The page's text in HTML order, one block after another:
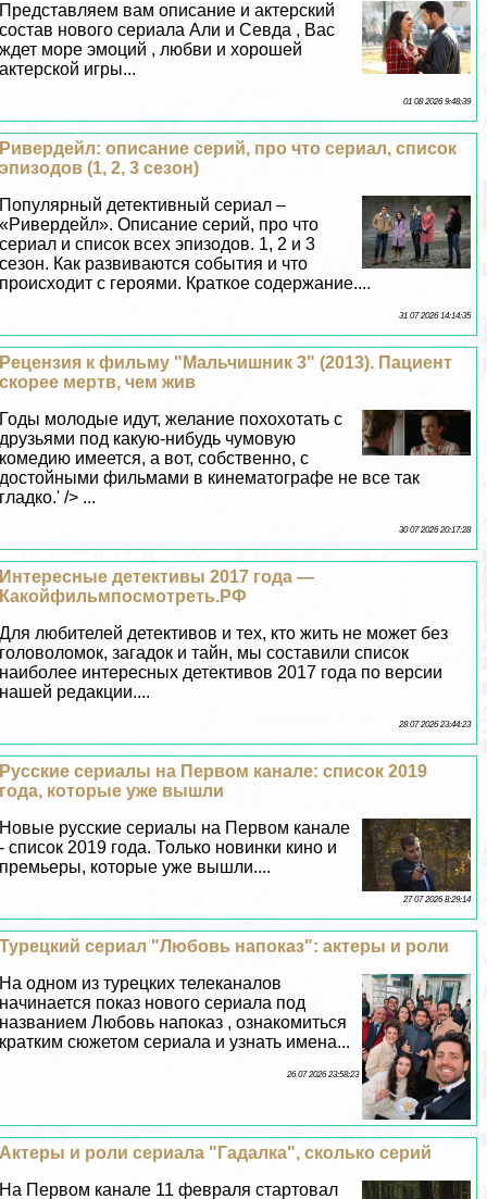
Представляем вам описание и актерский
состав нового сериала Али и Севда , Вас
ждет море эмоций , любви и хорошей
актерской игры...
01 08 2026 9:48:39
Ривердейл: описание серий, про что сериал, список
эпизодов (1, 2, 3 сезон)
Популярный детективный сериал –
«Ривердейл». Описание серий, про что
сериал и список всех эпизодов. 1, 2 и 3
сезон. Как развиваются события и что
происходит с героями. Краткое содержание....
31 07 2026 14:14:35
Рецензия к фильму "Мальчишник 3" (2013). Пациент
скорее мертв, чем жив
Годы молодые идут, желание похохотать с
друзьями под какую-нибудь чумовую
комедию имеется, а вот, собственно, с
достойными фильмами в кинематографе не все так
гладко.' /> ...
30 07 2026 20:17:28
Интересные детективы 2017 года —
Какойфильмпосмотреть.РФ
Для любителей детективов и тех, кто жить не может без
головоломок, загадок и тайн, мы составили список
наиболее интересных детективов 2017 года по версии
нашей редакции....
28 07 2026 23:44:23
Русские сериалы на Первом канале: список 2019
года, которые уже вышли
Новые русские сериалы на Первом канале
- список 2019 года. Только новинки кино и
премьеры, которые уже вышли....
27 07 2026 8:29:14
Турецкий сериал "Любовь напоказ": актеры и роли
На одном из турецких телеканалов
начинается показ нового сериала под
названием Любовь напоказ , ознакомиться
кратким сюжетом сериала и узнать имена...
26 07 2026 23:58:23
Актеры и роли сериала "Гадалка", сколько серий
На Первом канале 11 февраля стартовал